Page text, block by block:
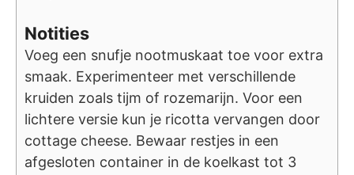
Notities
Voeg een snufje nootmuskaat toe voor extra
smaak. Experimenteer met verschillende
kruiden zoals tijm of rozemarijn. Voor een
lichtere versie kun je ricotta vervangen door
cottage cheese. Bewaar restjes in een
afgesloten container in de koelkast tot 3